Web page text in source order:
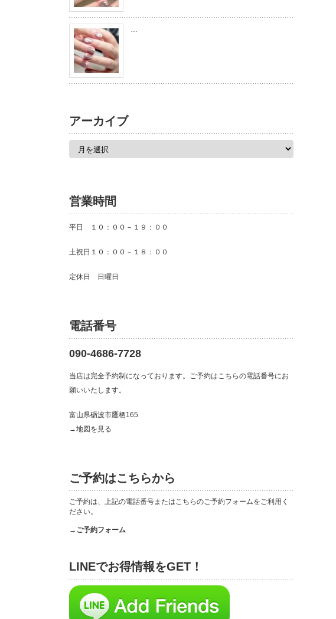
…
アーカイブ
営業時間
平日 １０：００－１９：００
土祝日１０：００－１８：００
定休日 日曜日
電話番号
090-4686-7728
当店は完全予約制になっております。ご予約はこちらの電話番号にお
願いいたします。
富山県砺波市鷹栖165
→地図を見る
ご予約はこちらから
ご予約は、上記の電話番号またはこちらのご予約フォームをご利用く
ださい。
→ご予約フォーム
LINEでお得情報をGET！